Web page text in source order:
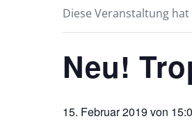
Diese Veranstaltung
Neu!
15. Februar 2019 von